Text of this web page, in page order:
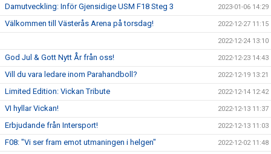
Damutveckling: Inför Gjensidige USM F18 Steg 3 2023-01-06 14:29
Välkommen till Västerås Arena på torsdag! 2022-12-27 11:15
2022-12-24 13:10
God Jul & Gott Nytt År från oss! 2022-12-23 14:43
Vill du vara ledare inom Parahandboll? 2022-12-19 13:21
Limited Edition: Vickan Tribute 2022-12-14 12:42
VI hyllar Vickan! 2022-12-13 11:37
Erbjudande från Intersport! 2022-12-13 11:03
F08: "Vi ser fram emot utmaningen i helgen" 2022-12-02 11:48